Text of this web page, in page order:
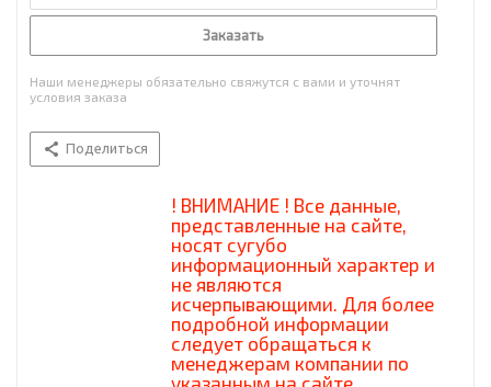
Заказать
Наши менеджеры обязательно свяжутся с вами и уточнят
условия заказа
Поделиться
! ВНИМАНИЕ ! Все данные,
представленные на сайте,
носят сугубо
информационный характер и
не являются
исчерпывающими. Для более
подробной информации
следует обращаться к
менеджерам компании по
указанным на сайте